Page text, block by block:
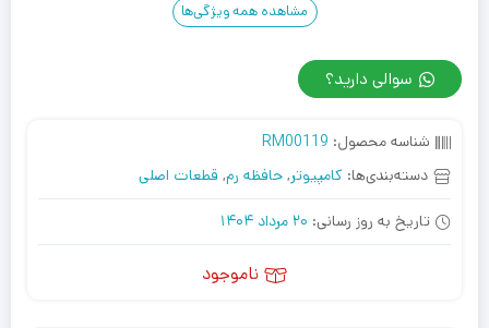
مشاهده همه ویژگی‌ها
سوالی دارید؟
شناسه محصول: RM00119
دسته‌بندی‌ها: کامپیوتر, حافظه رم, قطعات اصلی
تاریخ به روز رسانی: 20 مرداد 1404
ناموجود